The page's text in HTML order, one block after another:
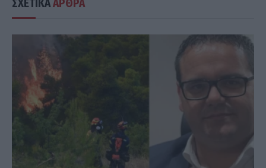
ΣΧΕΤΙΚΑΑΡΘΡΑ